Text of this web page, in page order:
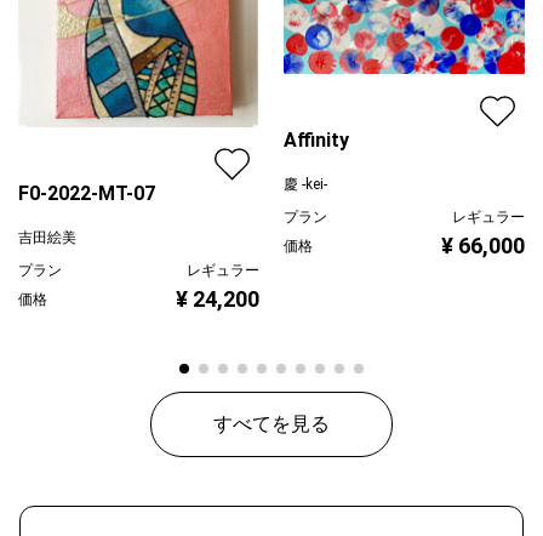
F0-2022-MT-07
吉田絵美
プラン
レギュラー
価格
¥ 24,200
Affinity
慶 -kei-
プラン
レギュラー
価格
¥ 66,000
すべてを見る